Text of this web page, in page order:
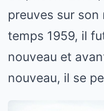
preuves sur
temps 1959, il
nouveau et
nouveau, il se